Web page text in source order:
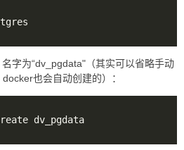
字为“dv_pgdata"（其实可以省略手动
也会自动创建的）：